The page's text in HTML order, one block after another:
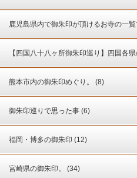
鹿児島県内で御朱印が頂けるお寺の一
【四国八十八ヶ所御朱印巡り】四国各
紹介します。 (4)
熊本市内の御朱印めぐり。 (8)
御朱印巡りで思った事 (6)
福岡・博多の御朱印 (12)
宮崎県の御朱印。 (34)